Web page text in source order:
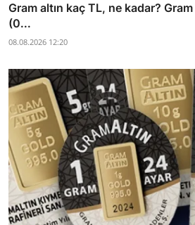
Gram altın kaç TL, ne kadar?
(0...
08.08.2026 12:20